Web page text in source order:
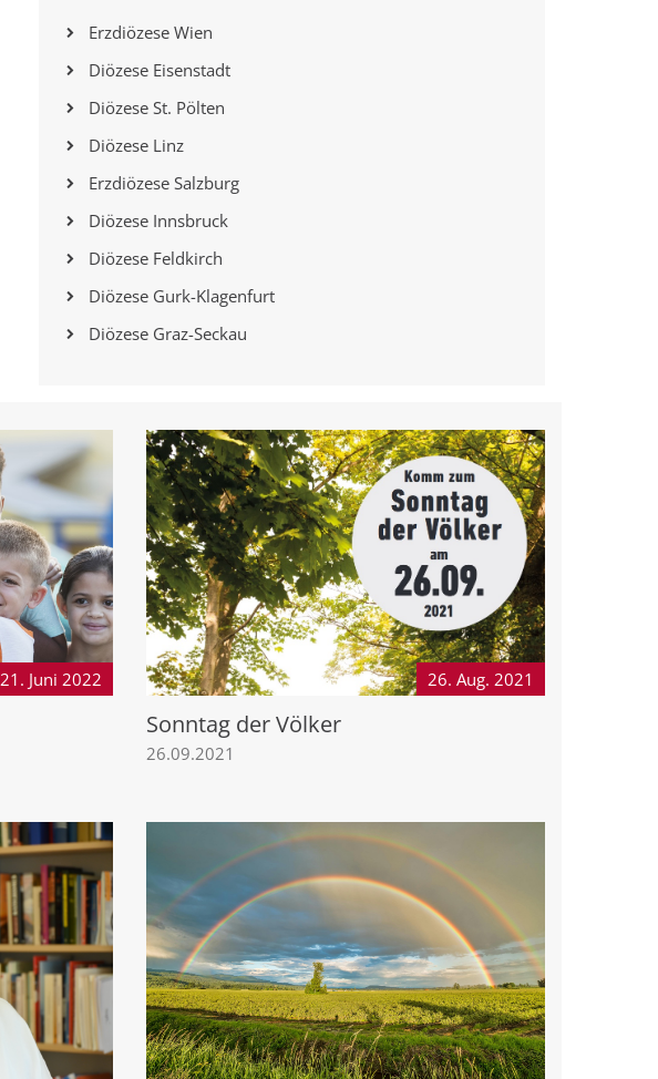
Erzdiözese Wien
Diözese Eisenstadt
Diözese St. Pölten
Diözese Linz
Erzdiözese Salzburg
Diözese Innsbruck
Diözese Feldkirch
Diözese Gurk-Klagenfurt
Diözese Graz-Seckau
21. Juni 2022 26. Aug. 2021
Sonntag der Völker
26.09.2021